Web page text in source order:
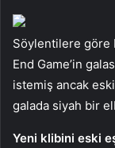
Söylentilere göre
End Game’in
istemiş ancak
galada siyah bir
Yeni klibini eski